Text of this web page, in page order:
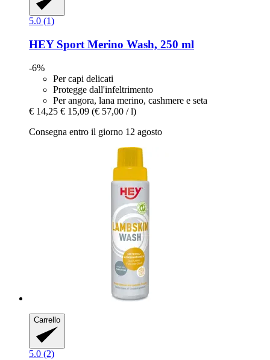
5.0 (1)
HEY Sport Merino Wash, 250 ml
-6%
Per capi delicati
Protegge dall'infeltrimento
Per angora, lana merino, cashmere e seta
€ 14,25 € 15,09 (€ 57,00 / l)
Consegna entro il giorno 12 agosto
Carrello
5.0 (2)